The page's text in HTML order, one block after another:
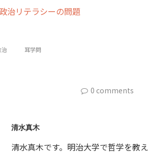
治リテラシーの問題
治 耳学問
0 comments
清水真木
清水真木です。明治大学で哲学を教